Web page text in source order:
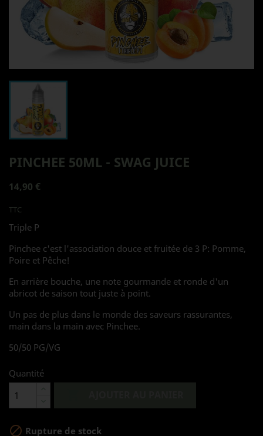
PINCHEE 50ML - SWAG JUICE
14,90 €
TTC
Triple P
Pinchee c'est l'association douce et fruitée de 3 P: Pomme,
Poire et Pêche!
En arrière bouche, une note gourmande et ronde d'un
abricot de saison tout juste à point.
Un pas de plus dans le monde des saveurs rassurantes,
main dans la main avec Pinchee.
50/50 PG/VG
Quantité
 Rupture de stock